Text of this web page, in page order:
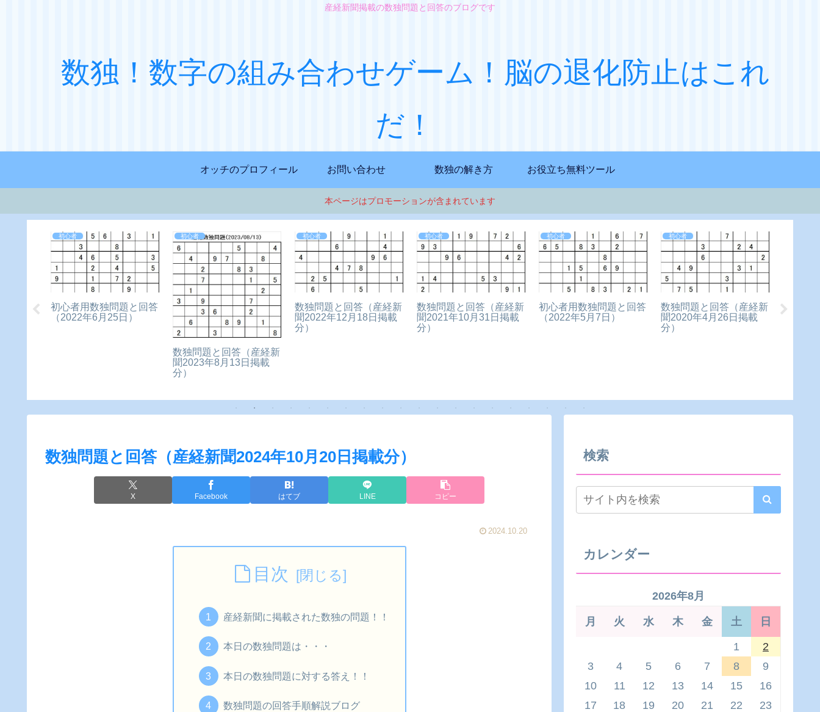
産経新聞掲載の数独問題と回答のブログです
数独！数字の組み合わせゲーム！脳の退化防止はこれ
だ！
オッチのプロフィール お問い合わせ 数独の解き方 お役立ち無料ツール
本ページはプロモーションが含まれています
初心者
初心者用数独問題と回答
（2022年6月25日）
初心者
数独問題と回答（産経新
聞2023年8月13日掲載
分）
初心者
数独問題と回答（産経新
聞2022年12月18日掲載
分）
初心者
数独問題と回答（産経新
聞2021年10月31日掲載
分）
初心者
初心者用数独問題と回答
（2022年5月7日）
初心者
数独問題と回答（産経新
聞2020年4月26日掲載
分）
初心者
数独問題と回答（産経新聞2024年10月20日掲載分）
X Facebook はてブ LINE コピー
2024.10.20
目次
産経新聞に掲載された数独の問題！！
本日の数独問題は・・・
本日の数独問題に対する答え！！
数独問題の回答手順解説ブログ
検索
カレンダー
2026年8月
月 火 水 木 金 土 日
1
2
3
4 5 6 7 8
9
10
11 12 13 14 15
16
17
18 19 20 21 22
23